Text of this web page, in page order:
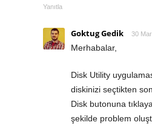
Yanıtla
Goktug Gedik 30
Merhabalar,
Disk Utility
diskinizi seçtikten
Disk butonuna
şekilde problem